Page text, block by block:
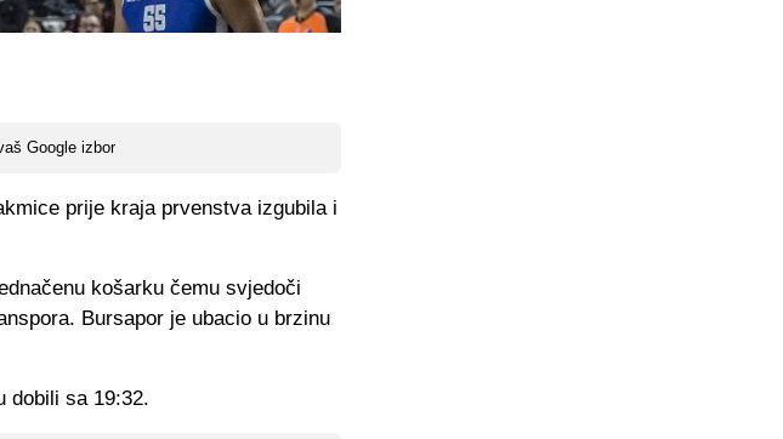
Google izbor
prije kraja prvenstva izgubila i
košarku čemu svjedoči
Bursapor je ubacio u brzinu
dobili sa 19:32.